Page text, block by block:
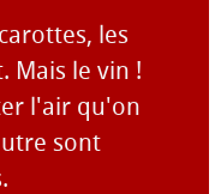
les
Mais le vin !
l'air qu'on
sont